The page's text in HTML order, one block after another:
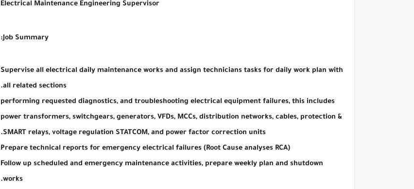
Electrical Maintenance Engineering Supervisor
Job Summary:
Supervise all electrical daily maintenance works and assign technicians tasks for daily work plan with
all related sections.
performing requested diagnostics, and troubleshooting electrical equipment failures, this includes
power transformers, switchgears, generators, VFDs, MCCs, distribution networks, cables, protection &
SMART relays, voltage regulation STATCOM, and power factor correction units.
Prepare technical reports for emergency electrical failures (Root Cause analyses RCA)
Follow up scheduled and emergency maintenance activities, prepare weekly plan and shutdown
works.